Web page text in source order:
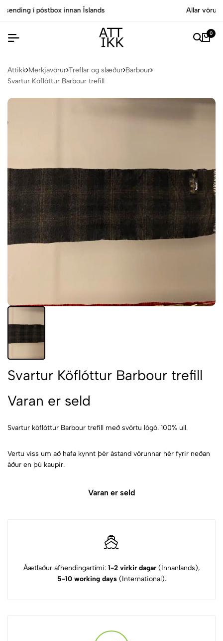
Allar vörur eru vottaðar Ekta af
0
Attikk Merkjavörur Treflar og slæður Barbour
Svartur Köflóttur Barbour trefill
Svartur Köflóttur Barbour trefill
Varan er seld
Svartur köflóttur Barbour trefill með svörtu lógó. 100% ull.
Vertu viss um að hafa kynnt þér ástand vörunnar hér fyrir neðan
áður en þú kaupir.
Varan er seld
Áætlaður afhendingartími: 1-2 virkir dagar (Innanlands),
5-10 working days(International).